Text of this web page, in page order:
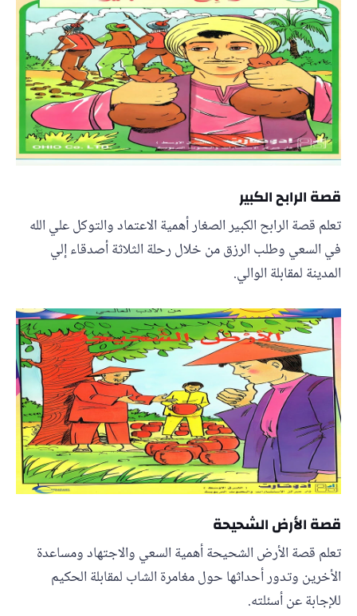
قصة الرابح الكبير
تعلم قصة الرابح الكبير الصغار أهمية الاعتماد والتوكل علي الله
في السعي وطلب الرزق من خلال رحلة الثلاثة أصدقاء إلي
المدينة لمقابلة الوالي.
قصة الأرض الشحيحة
تعلم قصة الأرض الشحيحة أهمية السعي والاجتهاد ومساعدة
الأخرين وتدور أحداثها حول مغامرة الشاب لمقابلة الحكيم
للإجابة عن أسئلته.